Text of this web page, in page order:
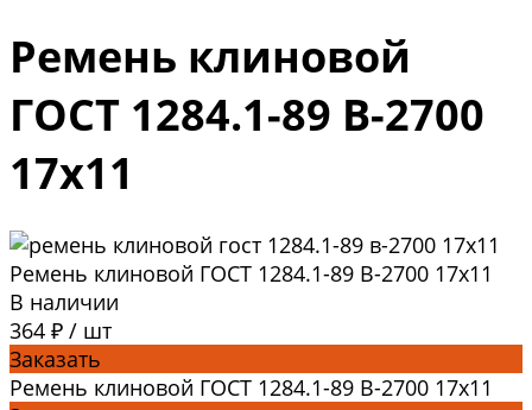
Ремень клиновой
ГОСТ 1284.1-89 В-2700
17x11
Ремень клиновой ГОСТ 1284.1-89 В-2700 17x11
В наличии
364 ₽ / шт
Заказать
Ремень клиновой ГОСТ 1284.1-89 В-2700 17x11